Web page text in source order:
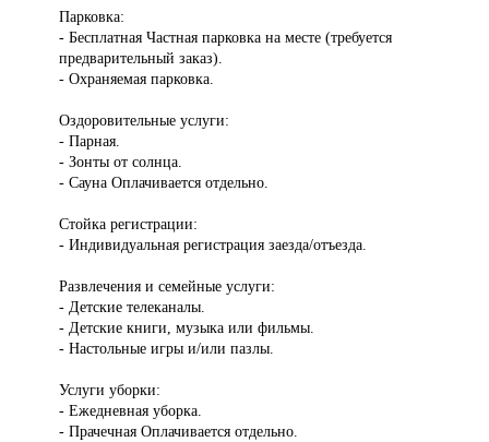
Парковка:
- Бесплатная Частная парковка на месте (требуется
предварительный заказ).
- Охраняемая парковка.
Оздоровительные услуги:
- Парная.
- Зонты от солнца.
- Сауна Оплачивается отдельно.
Стойка регистрации:
- Индивидуальная регистрация заезда/отъезда.
Развлечения и семейные услуги:
- Детские телеканалы.
- Детские книги, музыка или фильмы.
- Настольные игры и/или пазлы.
Услуги уборки:
- Ежедневная уборка.
- Прачечная Оплачивается отдельно.